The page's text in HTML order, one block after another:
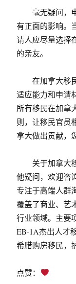
毫无疑问，申
有正面的影响。
请人应尽量选择
的亲友。
在加拿大移民
适应能力和申请
所有移民在加拿
则，让移民官员
拿大做出贡献，
关于加拿大移
他疑问，欢迎咨
专注于高端人群
覆盖了商业、艺
行业领域。主要
EB-1A杰出人才
希腊购房移民，
点赞：